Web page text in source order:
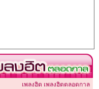
เพลงฮิต เพลงฮิตตลอดกาล